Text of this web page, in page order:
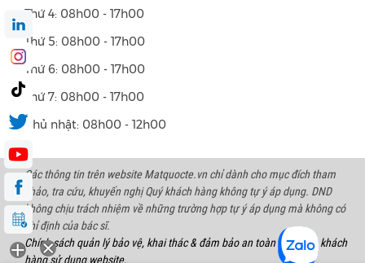
Thứ 4: 08h00 - 17h00
Thứ 5: 08h00 - 17h00
Thứ 6: 08h00 - 17h00
Thứ 7: 08h00 - 17h00
Chủ nhật: 08h00 - 12h00
Các thông tin trên website Matquocte.vn chỉ dành cho mục đích tham
khảo, tra cứu, khuyến nghị Quý khách hàng không tự ý áp dụng. DND
không chịu trách nhiệm về những trường hợp tự ý áp dụng mà không có
chỉ định của bác sĩ.
Chính sách quản lý bảo vệ, khai thác & đảm bảo an toàn thông tin khách
hàng sử dụng website.